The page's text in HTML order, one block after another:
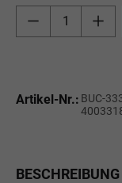
Artikel-Nr.: BUC-
BESCHREIBUNG